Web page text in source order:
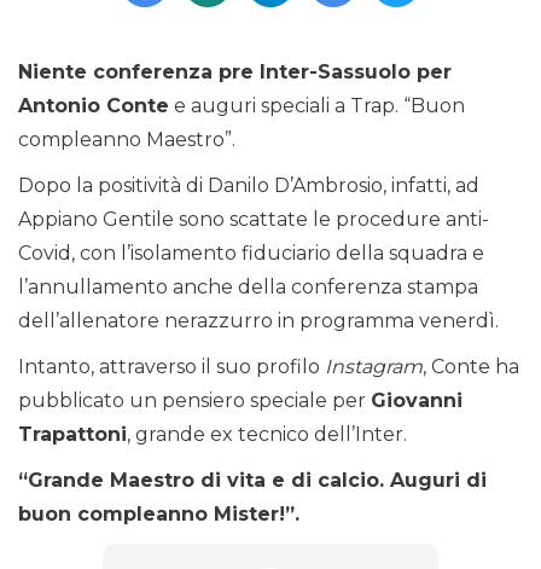
Niente conferenza pre Inter-Sassuolo per
Antonio Conte e auguri speciali a Trap. “Buon
compleanno Maestro”.
Dopo la positività di Danilo D’Ambrosio, infatti, ad
Appiano Gentile sono scattate le procedure anti-
Covid, con l’isolamento fiduciario della squadra e
l’annullamento anche della conferenza stampa
dell’allenatore nerazzurro in programma venerdì.
Intanto, attraverso il suo profilo Instagram, Conte ha
pubblicato un pensiero speciale per Giovanni
Trapattoni, grande ex tecnico dell’Inter.
“Grande Maestro di vita e di calcio. Auguri di
buon compleanno Mister!”.